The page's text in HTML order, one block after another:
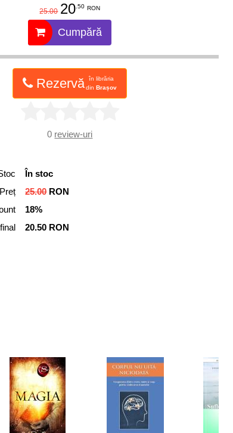
25.00 20 .50 RON
Cumpără
Rezervă
în librăria
dinBrașov
0 review-uri
În stoc
Preț
25.00RON
18%
20.50 RON